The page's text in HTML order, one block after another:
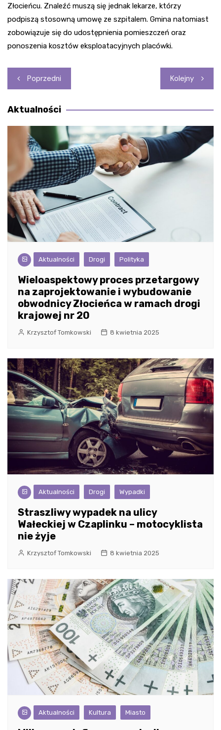
Złocieńcu. Znaleźć muszą się jednak lekarze, którzy
podpiszą stosowną umowę ze szpitalem. Gmina natomiast
zobowiązuje się do udostępnienia pomieszczeń oraz
ponoszenia kosztów eksploatacyjnych placówki.
Nawigacja
wpisu
Poprzedni Kolejny
Aktualności
Aktualności Drogi Polityka
Wieloaspektowy proces przetargowy
na zaprojektowanie i wybudowanie
obwodnicy Złocieńca w ramach drogi
krajowej nr 20
Krzysztof Tomkowski 8 kwietnia 2025
Aktualności Drogi Wypadki
Straszliwy wypadek na ulicy
Wałeckiej w Czaplinku – motocyklista
nie żyje
Krzysztof Tomkowski 8 kwietnia 2025
Aktualności Kultura Miasto